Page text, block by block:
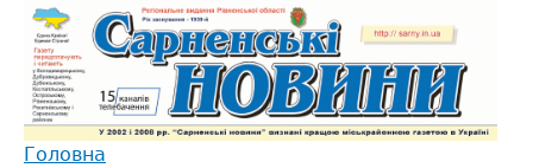
Jump
navigation
Головна